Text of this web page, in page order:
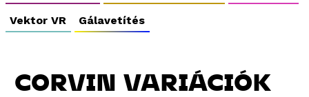
Vektor VR Gálavetítés
CORVIN VARIÁCIÓK